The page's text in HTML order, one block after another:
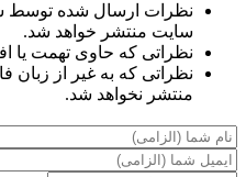
نظرات ارسال شده توسط
سایت منتشر خواهد شد.
نظراتی که حاوی تهمت یا
نظراتی که به غیر از زبان
منتشر نخواهد شد.